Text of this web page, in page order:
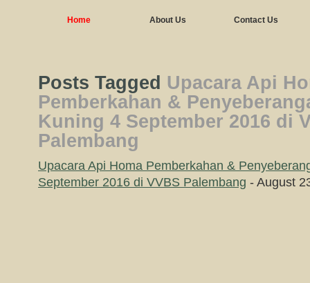
Home About Us Contact Us
Posts Tagged Upacara Api
Pemberkahan &
Kuning 4 September 2016 di
Palembang
Upacara Api Homa Pemberkahan &
September 2016 di VVBS Palembang - August